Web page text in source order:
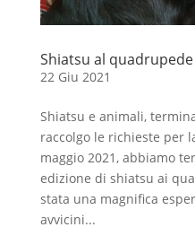
Shiatsu al
22 Giu 2021
Shiatsu e animali,
raccolgo le richieste per
maggio 2021, abbiamo
edizione di shiatsu ai
stata una magnifica
avvicini...